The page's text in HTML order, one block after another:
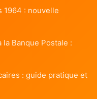
1964 : nouvelle
Banque Postale :
: guide pratique et